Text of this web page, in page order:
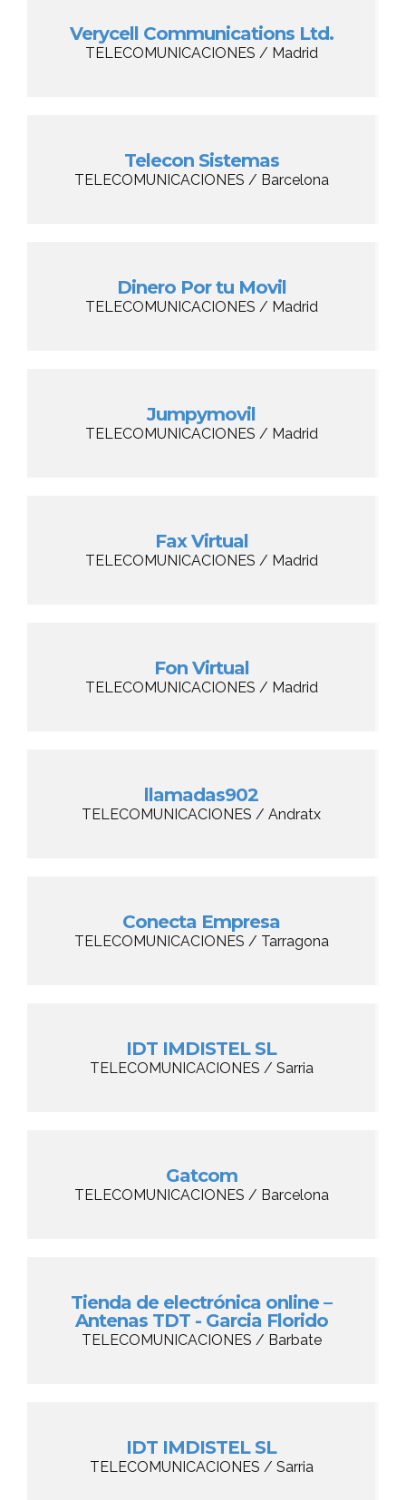
Verycell Communications Ltd.
TELECOMUNICACIONES / Madrid
Telecon Sistemas
TELECOMUNICACIONES / Barcelona
Dinero Por tu Movil
TELECOMUNICACIONES / Madrid
Jumpymovil
TELECOMUNICACIONES / Madrid
Fax Virtual
TELECOMUNICACIONES / Madrid
Fon Virtual
TELECOMUNICACIONES / Madrid
llamadas902
TELECOMUNICACIONES / Andratx
Conecta Empresa
TELECOMUNICACIONES / Tarragona
IDT IMDISTEL SL
TELECOMUNICACIONES / Sarria
Gatcom
TELECOMUNICACIONES / Barcelona
Tienda de electrónica online –
Antenas TDT - Garcia Florido
TELECOMUNICACIONES / Barbate
IDT IMDISTEL SL
TELECOMUNICACIONES / Sarria